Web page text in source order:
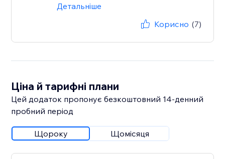
Детальніше
Корисно (7)
Ціна й тарифні плани
Цей додаток пропонує безкоштовний 14‑денний
пробний період
Щороку Щомісяця